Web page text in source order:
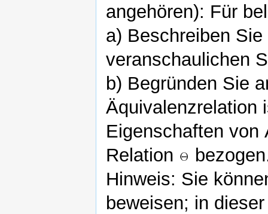
angehören): Für
a) Beschreiben
veranschaulichen
b) Begründen Sie
Äquivalenzrelation
Eigenschaften von
Relation
Hinweis: Sie
beweisen; in